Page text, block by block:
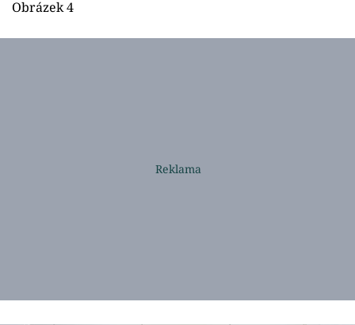
Obrázek 4